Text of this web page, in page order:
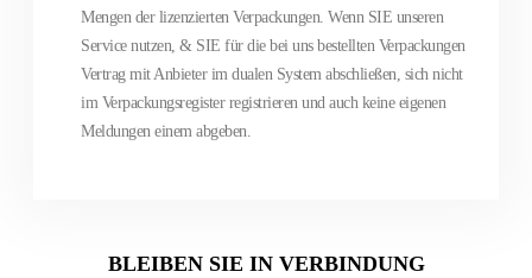
Mengen der lizenzierten Verpackungen. Wenn SIE unseren
Service nutzen, & SIE für die bei uns bestellten Verpackungen
Vertrag mit Anbieter im dualen System abschließen, sich nicht
im Verpackungsregister registrieren und auch keine eigenen
Meldungen einem abgeben.
BLEIBEN SIE IN VERBINDUNG